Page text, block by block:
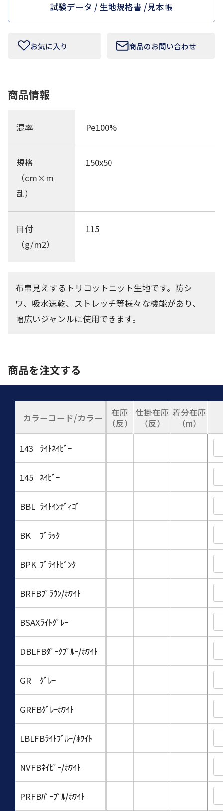
よくあるご質問
会社概要
コーポレートサイト
試験データ / 生地規格書 /見本帳
お気に入り 商品のお問い合わせ
商品情報
混率 Pe100%
規格
（cm×m
乱）
150x50
目付
（g/m2）
115
布帛見えするトリコットニット生地です。防シ
ワ、吸水速乾、ストレッチ等様々な機能があり、
幅広いジャンルに使用できます。
商品を注文する
カラーコード/カラー
在庫
（反）
仕掛在庫
（反）
着分在庫
（m）
143 ﾗｲﾄﾈｲﾋﾞｰ
145 ﾈｲﾋﾞｰ
BBL ﾗｲﾄｲﾝﾃﾞｨｺﾞ
BK ﾌﾞﾗｯｸ
BPK ﾌﾞﾗｲﾄﾋﾟﾝｸ
BRFBﾌﾞﾗｳﾝ/ﾎﾜｲﾄ
BSAXﾗｲﾄｸﾞﾚｰ
DBLFBﾀﾞｰｸﾌﾞﾙｰ/ﾎﾜｲﾄ
GR ｸﾞﾚｰ
GRFBｸﾞﾚｰﾎﾜｲﾄ
LBLFBﾗｲﾄﾌﾞﾙｰ/ﾎﾜｲﾄ
NVFBﾈｲﾋﾞｰ/ﾎﾜｲﾄ
PRFBﾊﾟｰﾌﾟﾙ/ﾎﾜｲﾄ